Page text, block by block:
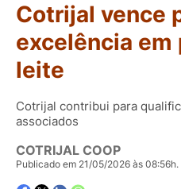
Cotrijal vence
excelência em
leite
Cotrijal contribui para
associados
COTRIJAL COOP
Publicado em 21/05/2026 às 08:56h.